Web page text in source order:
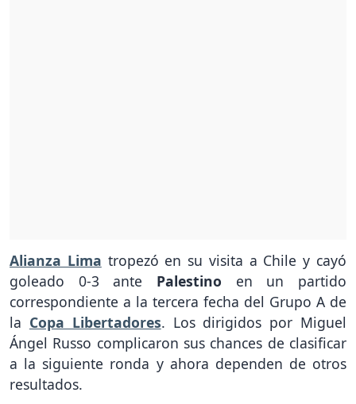
Alianza Lima tropezó en su visita a Chile y cayó
goleado 0-3 ante Palestino en un partido
correspondiente a la tercera fecha del Grupo A de
la Copa Libertadores. Los dirigidos por Miguel
Ángel Russo complicaron sus chances de clasificar
a la siguiente ronda y ahora dependen de otros
resultados.